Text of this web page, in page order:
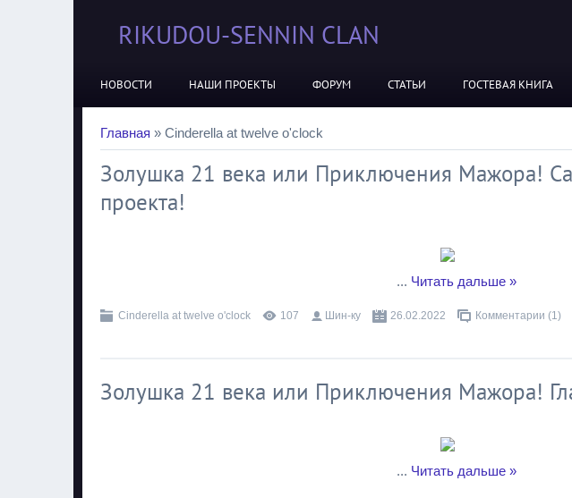
RIKUDOU-SENNIN CLAN
НОВОСТИ НАШИ ПРОЕКТЫ ФОРУМ СТАТЬИ ГОСТЕВАЯ КНИГА
Главная » Cinderella at twelve o'clock
Золушка 21 века или Приключения Мажора!
проекта!
... Читать дальше »
Cinderella at twelve o'clock 107 Шин-ку 26.02.2022 Комментарии (1)
Золушка 21 века или Приключения Мажора!
... Читать дальше »